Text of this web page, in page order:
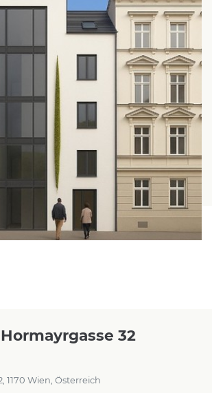
32
1170 Wien, Österreich